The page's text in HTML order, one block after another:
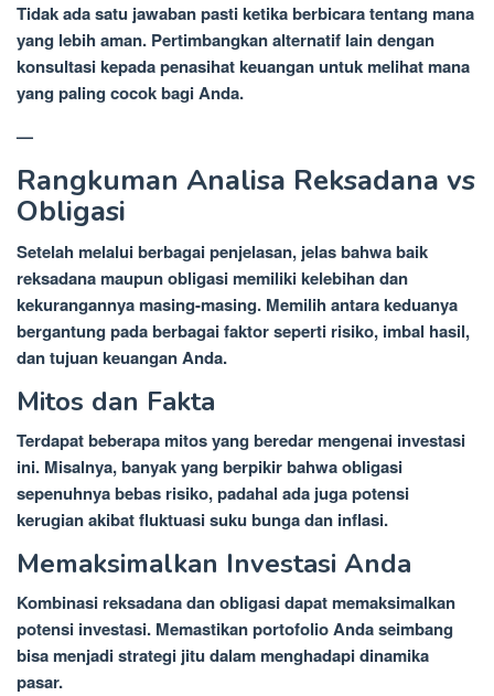
Tidak ada satu jawaban pasti ketika berbicara tentang mana
yang lebih aman. Pertimbangkan alternatif lain dengan
konsultasi kepada penasihat keuangan untuk melihat mana
yang paling cocok bagi Anda.
—
Rangkuman Analisa Reksadana vs
Obligasi
Setelah melalui berbagai penjelasan, jelas bahwa baik
reksadana maupun obligasi memiliki kelebihan dan
kekurangannya masing-masing. Memilih antara keduanya
bergantung pada berbagai faktor seperti risiko, imbal hasil,
dan tujuan keuangan Anda.
Mitos dan Fakta
Terdapat beberapa mitos yang beredar mengenai investasi
ini. Misalnya, banyak yang berpikir bahwa obligasi
sepenuhnya bebas risiko, padahal ada juga potensi
kerugian akibat fluktuasi suku bunga dan inflasi.
Memaksimalkan Investasi Anda
Kombinasi reksadana dan obligasi dapat memaksimalkan
potensi investasi. Memastikan portofolio Anda seimbang
bisa menjadi strategi jitu dalam menghadapi dinamika
pasar.